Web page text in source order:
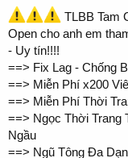
a
r
t
e
r
e
TLBB Tam
Open cho anh em
- Uy tín!!!!
==> Fix Lag - Chống
==> Miễn Phí x200
==> Miễn Phí Thời
==> Ngọc Thời Trang
Ngầu
==> Ngũ Tông Đa